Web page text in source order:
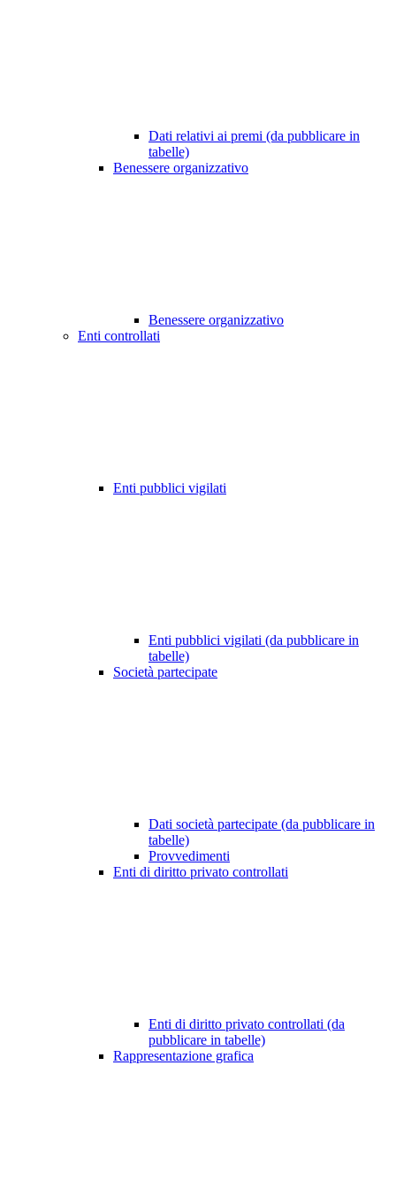
Dati relativi ai premi (da pubblicare in
tabelle)
Benessere organizzativo
Benessere organizzativo
Enti controllati
Enti pubblici vigilati
Enti pubblici vigilati (da pubblicare in
tabelle)
Società partecipate
Dati società partecipate (da pubblicare in
tabelle)
Provvedimenti
Enti di diritto privato controllati
Enti di diritto privato controllati (da
pubblicare in tabelle)
Rappresentazione grafica